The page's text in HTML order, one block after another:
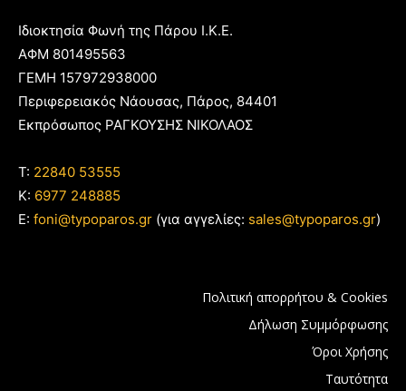
Ιδιοκτησία Φωνή της Πάρου Ι.Κ.Ε.
ΑΦΜ 801495563
ΓΕΜΗ 157972938000
Περιφερειακός Νάουσας, Πάρος, 84401
Εκπρόσωπος ΡΑΓΚΟΥΣΗΣ ΝΙΚΟΛΑΟΣ
T: 22840 53555
Κ: 6977 248885
E: foni@typoparos.gr (για αγγελίες: sales@typoparos.gr)
Πολιτική απορρήτου & Cookies
Δήλωση Συμμόρφωσης
Όροι Χρήσης
Ταυτότητα